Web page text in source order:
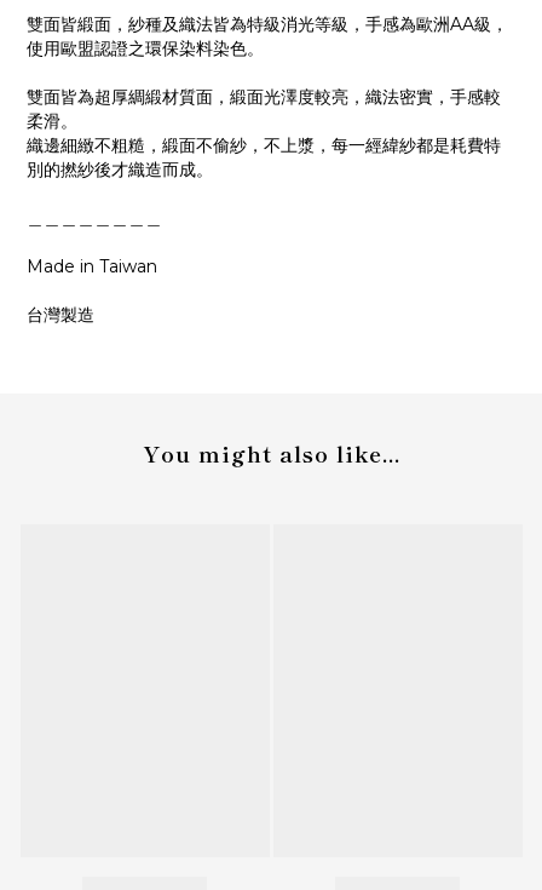
雙面皆緞面，紗種及織法皆為特級消光等級，手感為歐洲AA級，
使用歐盟認證之環保染料染色。
雙面皆為超厚綢緞材質面，緞面光澤度較亮，織法密實，手感較
柔滑。
織邊細緻不粗糙，緞面不偷紗，不上漿，每一經緯紗都是耗費特
別的撚紗後才織造而成。
Made in Taiwan
台灣製造
You might also like...